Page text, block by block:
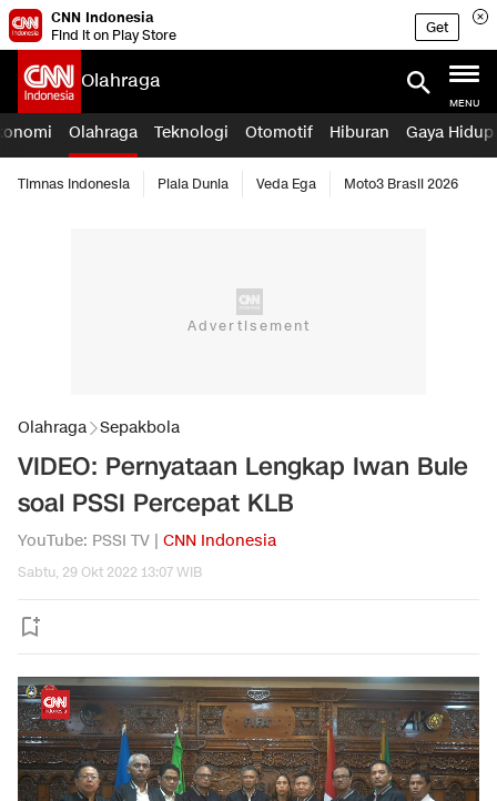
CNN Indonesia
Find it on Play Store
Get
Olahraga
MENU
Olahraga Teknologi Otomotif Hiburan Gaya Hidup
Timnas Indonesia Piala Dunia Veda Ega Moto3 Brasil 2026
Olahraga Sepakbola
VIDEO: Pernyataan Lengkap Iwan Bule
soal PSSI Percepat KLB
YouTube: PSSI TV | CNN Indonesia
Sabtu, 29 Okt 2022 13:07 WIB